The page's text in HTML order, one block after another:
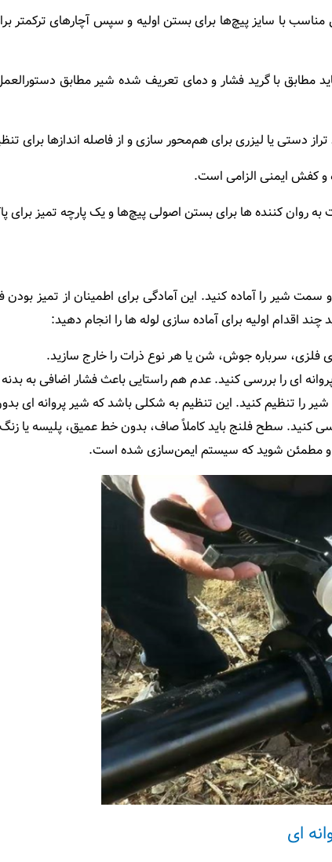
با سایز پیچ‌ها برای بستن اولیه و سپس آچارهای
مطابق با گرید فشار و دمای تعریف ‌شده شیر مطابق
تراز دستی یا لیزری برای هم‌محور سازی و از فاصله اندازها
و کفش ایمنی الزامی است.
روان‌ کننده ها برای بستن اصولی پیچ‌ها و یک پارچه تمیز برای
سمت شیر را آماده کنید. این آمادگی برای اطمینان از تمیز
چند اقدام اولیه برای آماده‌ سازی لوله‌ ها را انجام دهید:
فلزی، سرباره جوش، شن یا هر نوع ذرات را خارج سازید.
ای را بررسی کنید. عدم هم راستایی باعث فشار اضافی به
را تنظیم کنید. این تنظیم به شکلی باشد که شیر پروانه ای
کنید. سطح فلنج باید کاملاً صاف، بدون خط عمیق، پلیسه یا
و مطمئن شوید که سیستم ایمن‌سازی شده ‌است.
ای